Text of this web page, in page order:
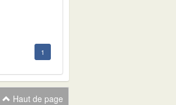
1
Haut de page